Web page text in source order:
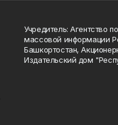
Учредитель: Агентство
массовой информации
Башкортостан,
Издательский дом